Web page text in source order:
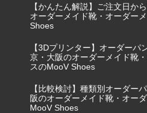
【かんたん解説】ご注文日か
オーダーメイド靴・オーダー
Shoes
【3Dプリンター】オーダーパ
京・大阪のオーダーメイド靴
スのMooV Shoes
【比較検討】種類別オーダー
阪のオーダーメイド靴・オー
MooV Shoes